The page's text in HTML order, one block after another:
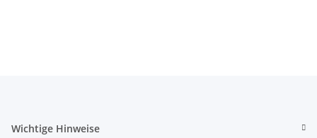
Wichtige Hinweise